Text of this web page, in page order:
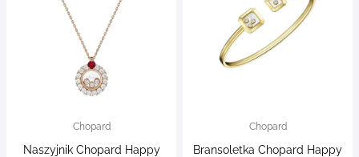
Chopard
Naszyjnik Chopard Happy
Chopard
Bransoletka Chopard Happy